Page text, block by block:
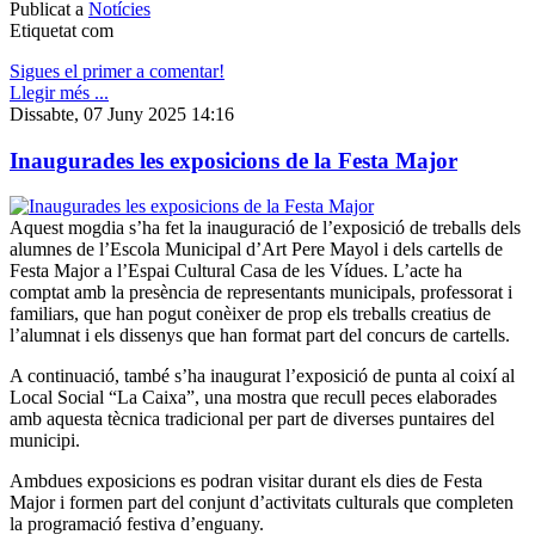
Publicat a Notícies
Etiquetat com
Sigues el primer a comentar!
Llegir més ...
Dissabte, 07 Juny 2025 14:16
Inaugurades les exposicions de la Festa Major
Aquest mogdia s’ha fet la inauguració de l’exposició de treballs dels
alumnes de l’Escola Municipal d’Art Pere Mayol i dels cartells de
Festa Major a l’Espai Cultural Casa de les Vídues. L’acte ha
comptat amb la presència de representants municipals, professorat i
familiars, que han pogut conèixer de prop els treballs creatius de
l’alumnat i els dissenys que han format part del concurs de cartells.
A continuació, també s’ha inaugurat l’exposició de punta al coixí al
Local Social “La Caixa”, una mostra que recull peces elaborades
amb aquesta tècnica tradicional per part de diverses puntaires del
municipi.
Ambdues exposicions es podran visitar durant els dies de Festa
Major i formen part del conjunt d’activitats culturals que completen
la programació festiva d’enguany.